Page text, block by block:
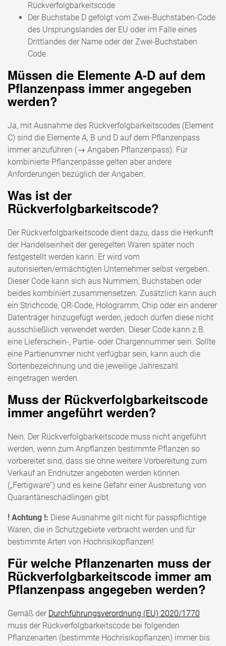
Rückverfolgbarkeitscode
Der Buchstabe D gefolgt vom Zwei-Buchstaben-Code
des Ursprungslandes der EU oder im Falle eines
Drittlandes der Name oder der Zwei-Buchstaben
Code.
Müssen die Elemente A-D auf dem
Pflanzenpass immer angegeben
werden?
Ja, mit Ausnahme des Rückverfolgbarkeitscodes (Element
C) sind die Elemente A, B und D auf dem Pflanzenpass
immer anzuführen (→ Angaben Pflanzenpass). Für
kombinierte Pflanzenpässe gelten aber andere
Anforderungen bezüglich der Angaben.
Was ist der
Rückverfolgbarkeitscode?
Der Rückverfolgbarkeitscode dient dazu, dass die Herkunft
der Handelseinheit der geregelten Waren später noch
festgestellt werden kann. Er wird vom
autorisierten/ermächtigten Unternehmer selbst vergeben.
Dieser Code kann sich aus Nummern, Buchstaben oder
beides kombiniert zusammensetzen. Zusätzlich kann auch
ein Strichcode, QR-Code, Hologramm, Chip oder ein anderer
Datenträger hinzugefügt werden, jedoch dürfen diese nicht
ausschließlich verwendet werden. Dieser Code kann z.B.
eine Lieferschein-, Partie- oder Chargennummer sein. Sollte
eine Partienummer nicht verfügbar sein, kann auch die
Sortenbezeichnung und die jeweilige Jahreszahl
eingetragen werden.
Muss der Rückverfolgbarkeitscode
immer angeführt werden?
Nein. Der Rückverfolgbarkeitscode muss nicht angeführt
werden, wenn zum Anpflanzen bestimmte Pflanzen so
vorbereitet sind, dass sie ohne weitere Vorbereitung zum
Verkauf an Endnutzer angeboten werden können
(„Fertigware“) und es keine Gefahr einer Ausbreitung von
Quarantäneschädlingen gibt.
! Achtung !: Diese Ausnahme gilt nicht für passpflichtige
Waren, die in Schutzgebiete verbracht werden und für
bestimmte Arten von Hochrisikopflanzen!
Für welche Pflanzenarten muss der
Rückverfolgbarkeitscode immer am
Pflanzenpass angegeben werden?
Gemäß der Durchführungsverordnung (EU) 2020/1770
muss der Rückverfolgbarkeitscode bei folgenden
Pflanzenarten (bestimmte Hochrisikopflanzen) immer bis